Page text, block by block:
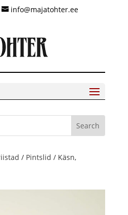
info@majatohter.ee
/ Pintslid / Käsn,